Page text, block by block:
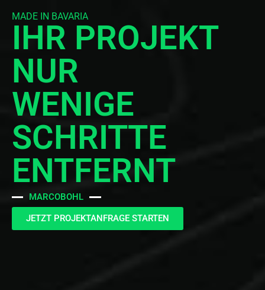
MADE IN BAVARIA
IHR PROJEKT
NUR
WENIGE
SCHRITTE
ENTFERNT
MARCOBOHL
JETZT PROJEKTANFRAGE STARTEN